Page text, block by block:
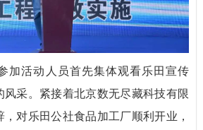
活动人员首先集体观看乐田宣传
风采。紧接着北京数无尽藏科技有限
对乐田公社食品加工厂顺利开业，